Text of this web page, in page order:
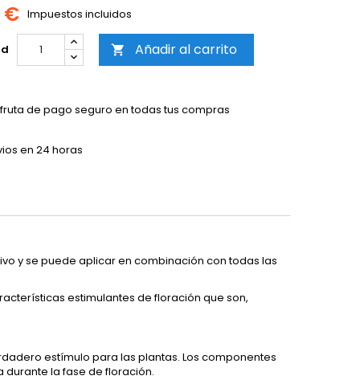
€ Impuestos incluidos
 Añadir al carrito
de pago seguro en todas tus compras
en 24 horas
y se puede aplicar en combinación con todas las
estimulantes de floración que son,
estímulo para las plantas. Los componentes
la fase de floración.